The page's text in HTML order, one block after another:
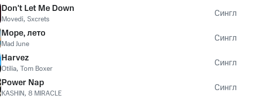
Don't Let Me Down
Movedi, Sxcrets Сингл
Море, лето
Mad June Сингл
Harvez
Otilia, Tom Boxer Сингл
Power Nap
KASHIN, 8 MIRACLE Сингл